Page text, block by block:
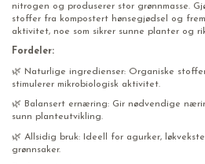
nitrogen og produserer stor grønnmasse.
stoffer fra kompostert hønsegjødsel og
aktivitet, noe som sikrer sunne planter og
Fordeler:
🌿 Naturlige ingredienser: Organiske
stimulerer mikrobiologisk aktivitet.
🌿 Balansert ernæring: Gir nødvendige
sunn planteutvikling.
🌿 Allsidig bruk: Ideell for agurker,
grønnsaker.